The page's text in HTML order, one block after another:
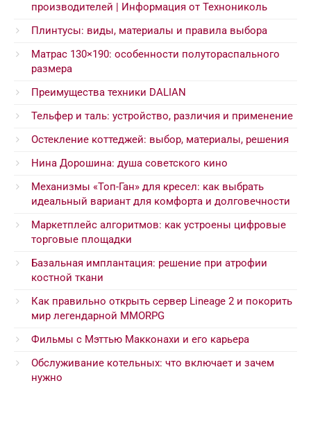
производителей | Информация от Технониколь
Плинтусы: виды, материалы и правила выбора
Матрас 130×190: особенности полутораспального
размера
Преимущества техники DALIAN
Тельфер и таль: устройство, различия и применение
Остекление коттеджей: выбор, материалы, решения
Нина Дорошина: душа советского кино
Механизмы «Топ-Ган» для кресел: как выбрать
идеальный вариант для комфорта и долговечности
Маркетплейс алгоритмов: как устроены цифровые
торговые площадки
Базальная имплантация: решение при атрофии
костной ткани
Как правильно открыть сервер Lineage 2 и покорить
мир легендарной MMORPG
Фильмы с Мэттью Макконахи и его карьера
Обслуживание котельных: что включает и зачем
нужно